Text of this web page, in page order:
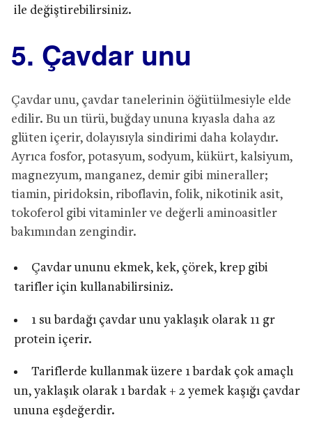
ile değiştirebilirsiniz.
5. Çavdar unu
Çavdar unu, çavdar tanelerinin öğütülmesiyle elde
edilir. Bu un türü, buğday ununa kıyasla daha az
glüten içerir, dolayısıyla sindirimi daha kolaydır.
Ayrıca fosfor, potasyum, sodyum, kükürt, kalsiyum,
magnezyum, manganez, demir gibi mineraller;
tiamin, piridoksin, riboflavin, folik, nikotinik asit,
tokoferol gibi vitaminler ve değerli aminoasitler
bakımından zengindir.
Çavdar ununu ekmek, kek, çörek, krep gibi
tarifler için kullanabilirsiniz.
1 su bardağı çavdar unu yaklaşık olarak 11 gr
protein içerir.
Tariflerde kullanmak üzere 1 bardak çok amaçlı
un, yaklaşık olarak 1 bardak + 2 yemek kaşığı çavdar
ununa eşdeğerdir.